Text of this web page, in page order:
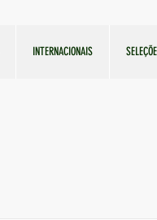
INTERNACIONAIS